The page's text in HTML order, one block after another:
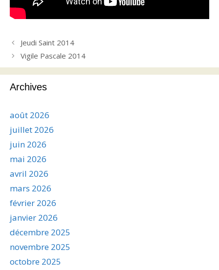
Jeudi Saint 2014
Vigile Pascale 2014
Archives
août 2026
juillet 2026
juin 2026
mai 2026
avril 2026
mars 2026
février 2026
janvier 2026
décembre 2025
novembre 2025
octobre 2025